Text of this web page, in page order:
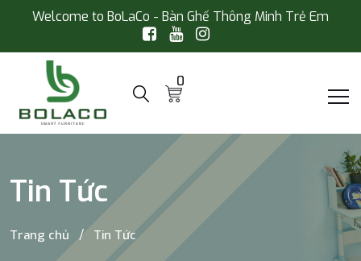
Welcome to BoLaCo - Bàn Ghế Thông Minh Trẻ Em
0
Tin Tức
Trang chủ Tin Tức